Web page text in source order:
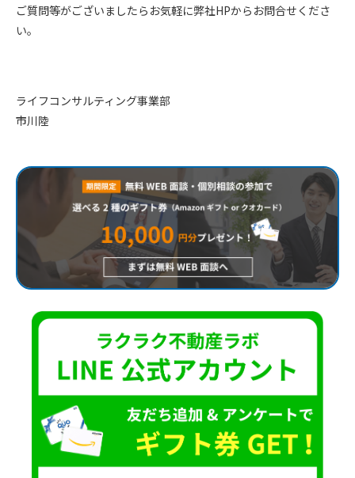
ご質問等がございましたらお気軽に弊社HPからお問合せくださ
い。
ライフコンサルティング事業部
市川陸